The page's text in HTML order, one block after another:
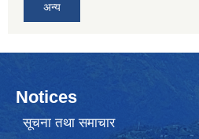
अन्य
Notices
सूचना तथा समाचार